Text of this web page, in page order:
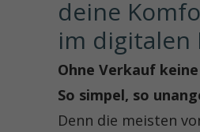
deine
im digitalen
Ohne Verkauf
So simpel, so
Denn die meisten